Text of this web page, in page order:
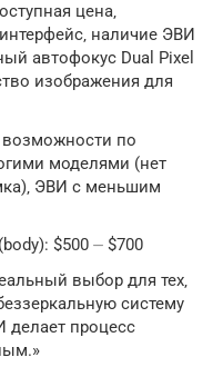
цена‚
наличие ЭВИ
автофокус Dual Pixel
изображения для
по
моделями (нет
ЭВИ с меньшим
$500 ⏤ $700
выбор для тех‚
систему
делает процесс